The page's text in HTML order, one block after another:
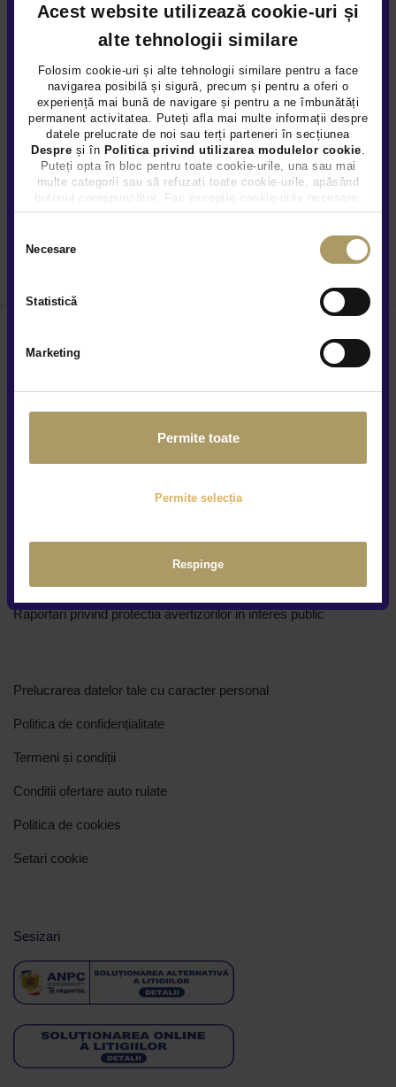
Acest website utilizează cookie-uri și
alte tehnologii similare
Folosim cookie-uri și alte tehnologii similare pentru a face
navigarea posibilă și sigură, precum și pentru a oferi o
experiență mai bună de navigare și pentru a ne îmbunătăți
permanent activitatea. Puteți afla mai multe informații despre
datele prelucrate de noi sau terți parteneri în secțiunea
Despre și în Politica privind utilizarea modulelor cookie
Puteți opta în bloc pentru toate cookie-urile, una sau mai
multe categorii sau să refuzați toate cookie-urile, apăsând
butonul corespunzător. Fac excepție cookie-urile necesare,
care sunt activate automat, conform legislației în vigoare.
Necesare
Statistică
Marketing
Permite toate
Permite selecția
Respinge
Da Nu
Sunteți de acord să vă contactăm ocazional pentru sondaje
despre produsele și serviciile Țiriac Auto, în condițiile explicate
aici
Da Nu
Trimite
Regulamente promotii
Raportari privind protectia avertizorilor in interes public
Prelucrarea datelor tale cu caracter personal
Politica de confidențialitate
Termeni și condiții
Conditii ofertare auto rulate
Politica de cookies
Setari cookie
Sesizari